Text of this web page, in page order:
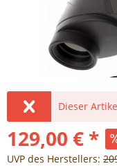
Dieser
129,00 € *
UVP des Herstellers: